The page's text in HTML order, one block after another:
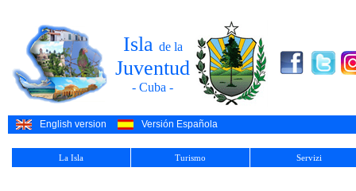
Isla de la
Juventud
- Cuba -
English version Versión Española
La Isla Turismo Servizi